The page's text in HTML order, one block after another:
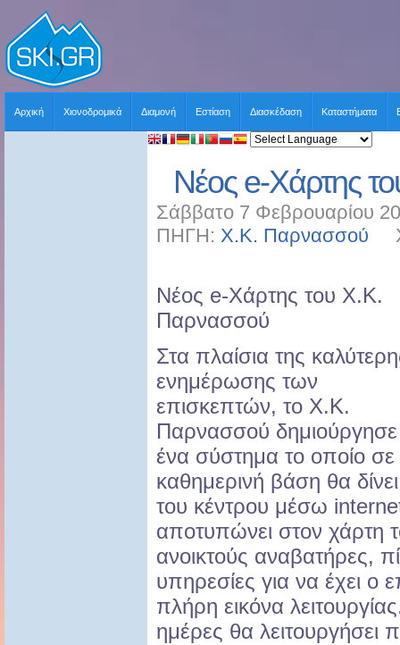
Αρχική Χιονοδρομικά Διαμονή Εστίαση Διασκέδαση Καταστήματα
Νέος e-Χάρτης
Σάββατο 7 Φεβρουαρίου
ΠΗΓΗ: Χ.Κ. Παρνασσού
Νέος e-Χάρτης του Χ.Κ.
Παρνασσού
Στα πλαίσια της
ενημέρωσης των
επισκεπτών, το Χ.Κ.
Παρνασσού δημιούργησε
ένα σύστημα το οποίο σε
καθημερινή βάση θα
του κέντρου μέσω
αποτυπώνει στον χάρτη
ανοικτούς αναβατήρες,
υπηρεσίες για να έχει ο
πλήρη εικόνα
ημέρες θα λειτουργήσει